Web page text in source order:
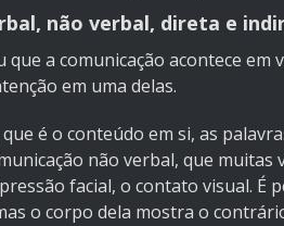
não verbal, direta e
que a comunicação acontece
em uma delas.
é o conteúdo em si, as
não verbal, que
facial, o contato visual. É
o corpo dela mostra o